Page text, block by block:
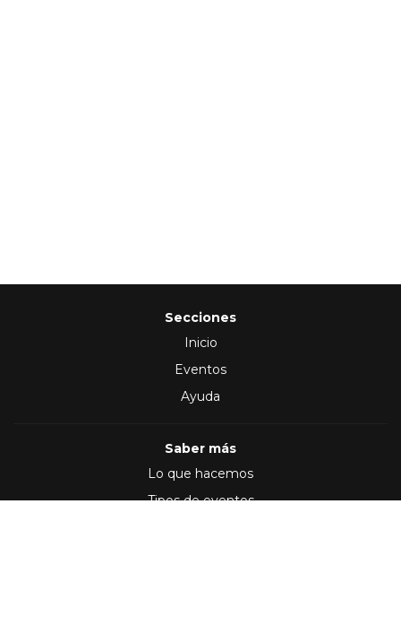
Secciones
Inicio
Eventos
Ayuda
Saber más
Lo que hacemos
Tipos de eventos